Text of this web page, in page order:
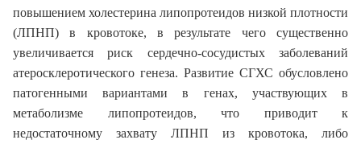
повышением холестерина липопротеидов низкой плотности
(ЛПНП) в кровотоке, в результате чего существенно
увеличивается риск сердечно-сосудистых заболеваний
атеросклеротического генеза. Развитие СГХС обусловлено
патогенными вариантами в генах, участвующих в
метаболизме липопротеидов, что приводит к
недостаточному захвату ЛПНП из кровотока, либо